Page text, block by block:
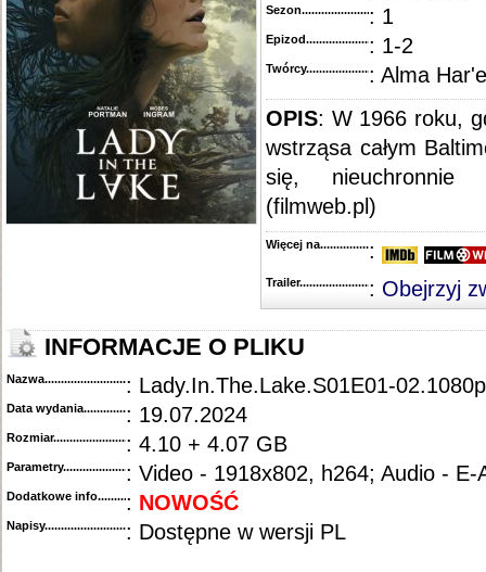
Sezon.............................................
: 1
Epizod............................................
: 1-2
Twórcy...........................................
: Alma
OPIS: W 1966 roku,
wstrząsa całym
się, nieuchronnie
(filmweb.pl)
Więcej na........................................
:
Trailer...........................................
: Obejrzyj
INFORMACJE O PLIKU
Nazwa.............................................: Lady.In.The.Lake.S01E01-
Data wydania......................................
: 19.07.2024
Rozmiar...........................................: 4.10 + 4.07 GB
Parametry.........................................: Video - 1918x802, h264; Audio - E-
Dodatkowe info....................................
: NOWOŚĆ
Napisy............................................: Dostępne w wersji PL